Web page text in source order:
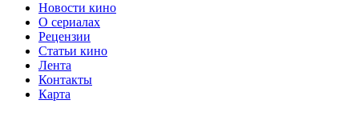
Новости кино
О сериалах
Рецензии
Статьи кино
Лента
Контакты
Карта